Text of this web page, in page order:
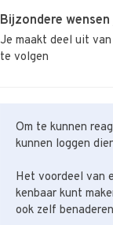
Bijzondere
Je maakt deel uit
te volgen
Om te kunnen
kunnen loggen
Het voordeel van
kenbaar kunt
ook zelf